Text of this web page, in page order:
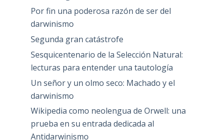
Por fin una poderosa razón de ser del
darwinismo
Segunda gran catástrofe
Sesquicentenario de la Selección Natural:
lecturas para entender una tautología
Un señor y un olmo seco: Machado y el
darwinismo
Wikipedia como neolengua de Orwell: una
prueba en su entrada dedicada al
Antidarwinismo